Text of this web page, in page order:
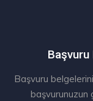
Başvuru
Başvuru
başvurunuzun